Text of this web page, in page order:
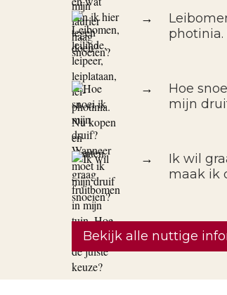
→
photinia.
→
Hoe
mijn
→
Ik wil
maak ik
Bekijk alle nuttige